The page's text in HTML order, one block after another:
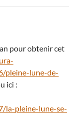
pour obtenir cet
pleine-lune-de-
ici :
la-pleine-lune-se-